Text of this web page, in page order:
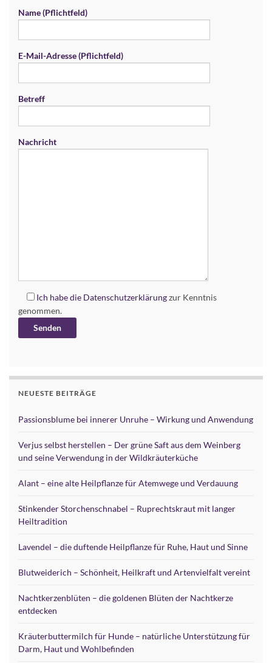
Name (Pflichtfeld)
E-Mail-Adresse (Pflichtfeld)
Betreff
Nachricht
Ich habe die Datenschutzerklärungzur Kenntnis
genommen.
NEUESTE BEITRÄGE
Passionsblume bei innerer Unruhe – Wirkung und Anwendung
Verjus selbst herstellen – Der grüne Saft aus dem Weinberg
und seine Verwendung in der Wildkräuterküche
Alant – eine alte Heilpflanze für Atemwege und Verdauung
Stinkender Storchenschnabel – Ruprechtskraut mit langer
Heiltradition
Lavendel – die duftende Heilpflanze für Ruhe, Haut und Sinne
Blutweiderich – Schönheit, Heilkraft und Artenvielfalt vereint
Nachtkerzenblüten – die goldenen Blüten der Nachtkerze
entdecken
Kräuterbuttermilch für Hunde – natürliche Unterstützung für
Darm, Haut und Wohlbefinden